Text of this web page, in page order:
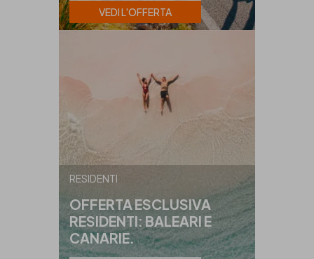
VEDI L'OFFERTA
RESIDENTI
OFFERTA ESCLUSIVA
RESIDENTI: BALEARI E
CANARIE.